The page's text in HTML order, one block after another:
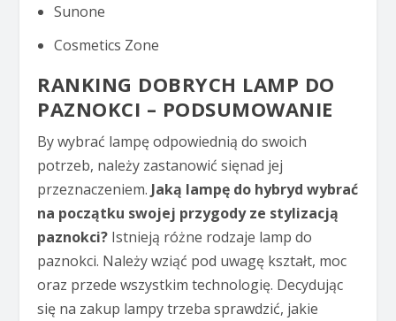
Sunone
Cosmetics Zone
RANKING DOBRYCH LAMP DO
PAZNOKCI – PODSUMOWANIE
By wybrać lampę odpowiednią do swoich
potrzeb, należy zastanowić sięnad jej
przeznaczeniem. Jaką lampę do hybryd wybrać
na początku swojej przygody ze stylizacją
paznokci? Istnieją różne rodzaje lamp do
paznokci. Należy wziąć pod uwagę kształt, moc
oraz przede wszystkim technologię. Decydując
się na zakup lampy trzeba sprawdzić, jakie